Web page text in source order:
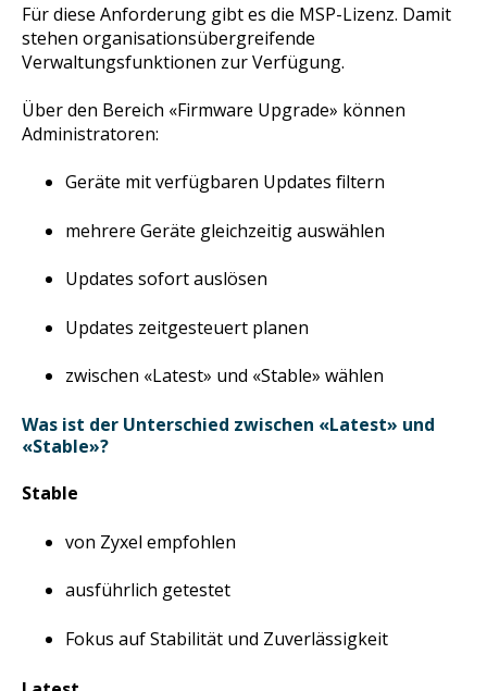
Für diese Anforderung gibt es die MSP-Lizenz. Damit
stehen organisationsübergreifende
Verwaltungsfunktionen zur Verfügung.
Über den Bereich «Firmware Upgrade» können
Administratoren:
Geräte mit verfügbaren Updates filtern
mehrere Geräte gleichzeitig auswählen
Updates sofort auslösen
Updates zeitgesteuert planen
zwischen «Latest» und «Stable» wählen
Was ist der Unterschied zwischen «Latest» und
«Stable»?
Stable
von Zyxel empfohlen
ausführlich getestet
Fokus auf Stabilität und Zuverlässigkeit